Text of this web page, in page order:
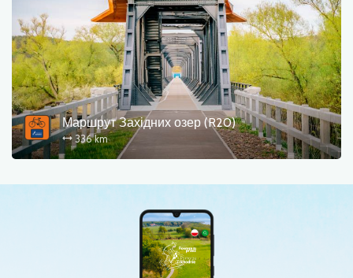
Маршрут Західних озер (R20)
336 km